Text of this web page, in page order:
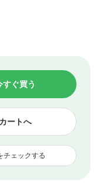
カートへ
すぐ買う
チェックする